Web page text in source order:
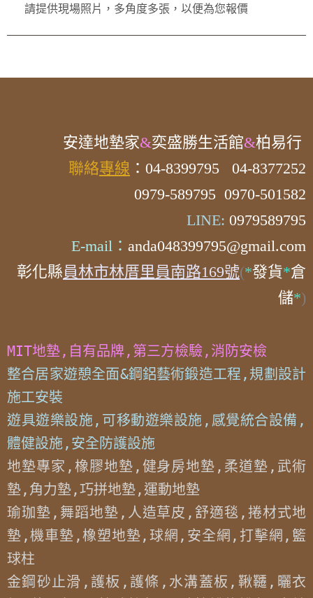
請提供現場照片，多角度多張，以便為您報價
安達地墊家&奕盛勝生活館&柏易行
聯絡專線 ：04-8399795
04-8377252
0979-589795 0970-501582
LINE: 0979589795
E-mail： anda048399795@gmail.com
彰化縣員林市林厝里員南路169號(*發貨*倉
儲*)
MIT地墊,自有品牌,第三方檢驗,消防安檢
整合居家遊憩全面&鋼鋁藝術鍛造工程,規劃設計
施工安裝
遊具遊樂設施,可移動遊樂設施,感覺統合設備,
體健設施,安全防護設施
地墊專家,橡膠地墊,健身房地墊,柔道墊,武術
墊,角力墊,巧拼地墊,運動地墊
瑜珈墊,舞蹈地墊,人造草皮,舒適毯,捲材式地
墊,機車墊,橡塑地墊,球網,安全網,打擊網,籃
球柱
金鋼砂止滑,護板,護條,水溝蓋板,鞦韆,曬衣